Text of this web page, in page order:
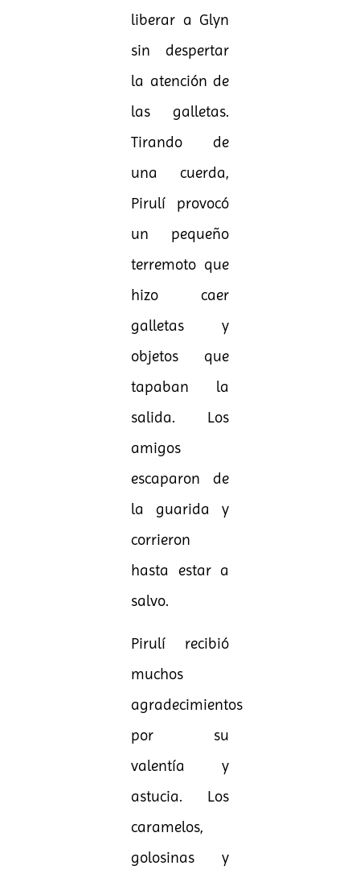
liberar a Glyn
sin despertar
la atención de
las galletas.
Tirando de
una cuerda,
Pirulí provocó
un pequeño
terremoto que
hizo caer
galletas y
objetos que
tapaban la
salida. Los
amigos
escaparon de
la guarida y
corrieron
hasta estar a
salvo.
Pirulí recibió
muchos
agradecimientos
por su
valentía y
astucia. Los
caramelos,
golosinas y